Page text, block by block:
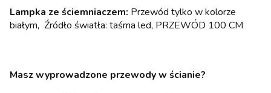
Lampka ze ściemniaczem: Przewód tylko w kolorze
białym, Źródło światła: taśma led, PRZEWÓD 100 CM
Masz wyprowadzone przewody w ścianie?